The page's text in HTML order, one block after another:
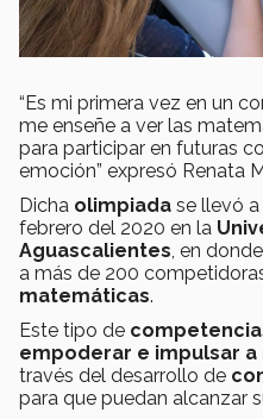
“Es mi primera vez en un
me enseñe a ver las
para participar en futuras
emoción” expresó Renata
Dicha olimpiada se llevó
febrero del 2020 en la
Aguascalientes , en
a más de 200
matemáticas.
Este tipo de
empoderar e impulsar
través del desarrollo de
para que puedan alcanzar